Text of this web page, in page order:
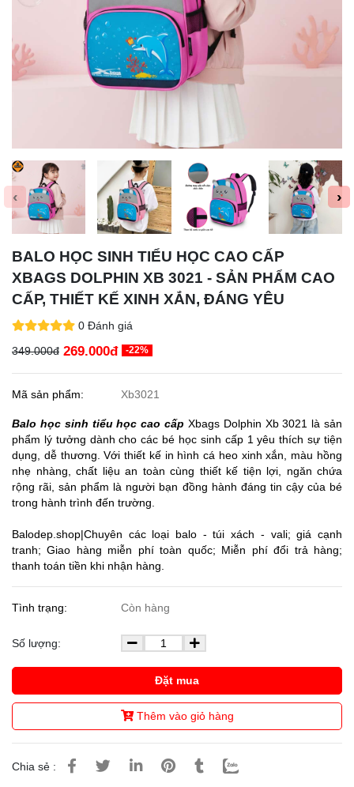
‹ ›
BALO HỌC SINH TIỂU HỌC CAO CẤP
XBAGS DOLPHIN XB 3021 - SẢN PHẨM CAO
CẤP, THIẾT KẾ XINH XẮN, ĐÁNG YÊU
0 Đánh giá
349.000đ 269.000đ -22%
Mã sản phẩm: Xb3021
Balo học sinh tiểu học cao cấp Xbags Dolphin Xb 3021 là sản
phẩm lý tưởng dành cho các bé học sinh cấp 1 yêu thích sự tiện
dụng, dễ thương. Với thiết kế in hình cá heo xinh xắn, màu hồng
nhẹ nhàng, chất liệu an toàn cùng thiết kế tiện lợi, ngăn chứa
rộng rãi, sản phẩm là người bạn đồng hành đáng tin cậy của bé
trong hành trình đến trường.
Balodep.shop|Chuyên các loại balo - túi xách - vali; giá cạnh
tranh; Giao hàng miễn phí toàn quốc; Miễn phí đổi trả hàng;
thanh toán tiền khi nhận hàng.
Tình trạng: Còn hàng
Số lượng:
Đặt mua
Thêm vào giỏ hàng
Chia sẻ :